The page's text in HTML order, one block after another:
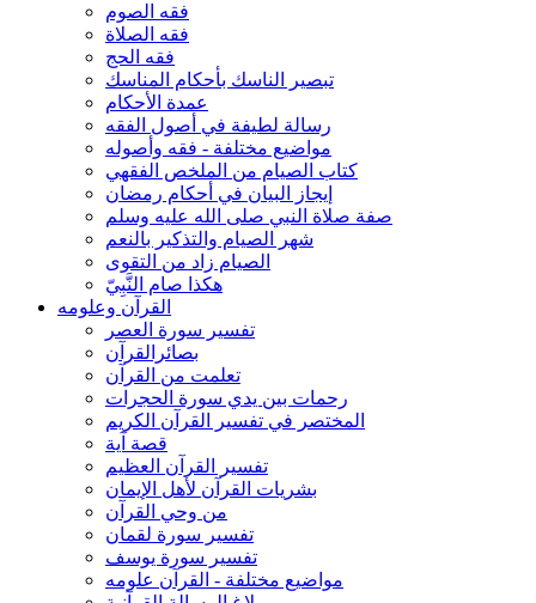
فقه الصوم
فقه الصلاة
فقه الحج
تبصير الناسك بأحكام المناسك
عمدة الأحكام
رسالة لطيفة في أصول الفقه
مواضيع مختلفة - فقه وأصوله
كتاب الصيام من الملخص الفقهي
إيجاز البيان في أحكام رمضان
صفة صلاة النبي صلى الله عليه وسلم
شهر الصيام والتذكير بالنعم
الصيام زاد من التقوى
هكذا صام النَّبِيّ
القرآن وعلومه
تفسير سورة العصر
بصائرالقرآن
تعلمت من القرآن
رحمات بين يدي سورة الحجرات
المختصر في تفسير القرآن الكريم
قصة آية
تفسير القرآن العظيم
بشريات القرآن لأهل الإيمان
من وحي القرآن
تفسير سورة لقمان
تفسير سورة يوسف
مواضيع مختلفة - القرآن علومه